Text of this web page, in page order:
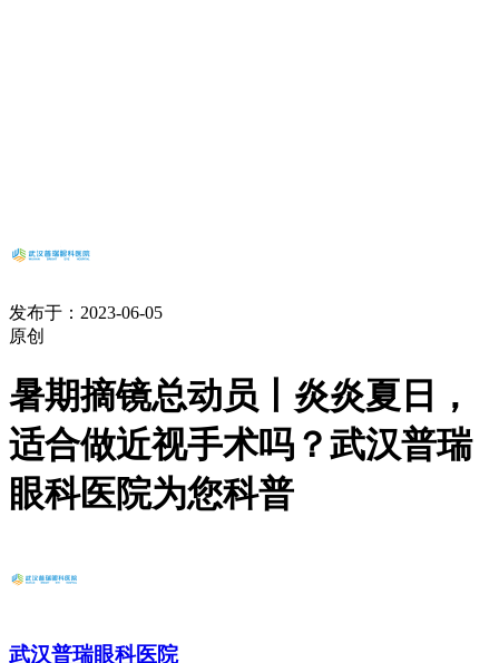
发布于：2023-06-05
原创
暑期摘镜总动员丨炎炎夏日，
适合做近视手术吗？武汉普瑞
眼科医院为您科普
武汉普瑞眼科医院